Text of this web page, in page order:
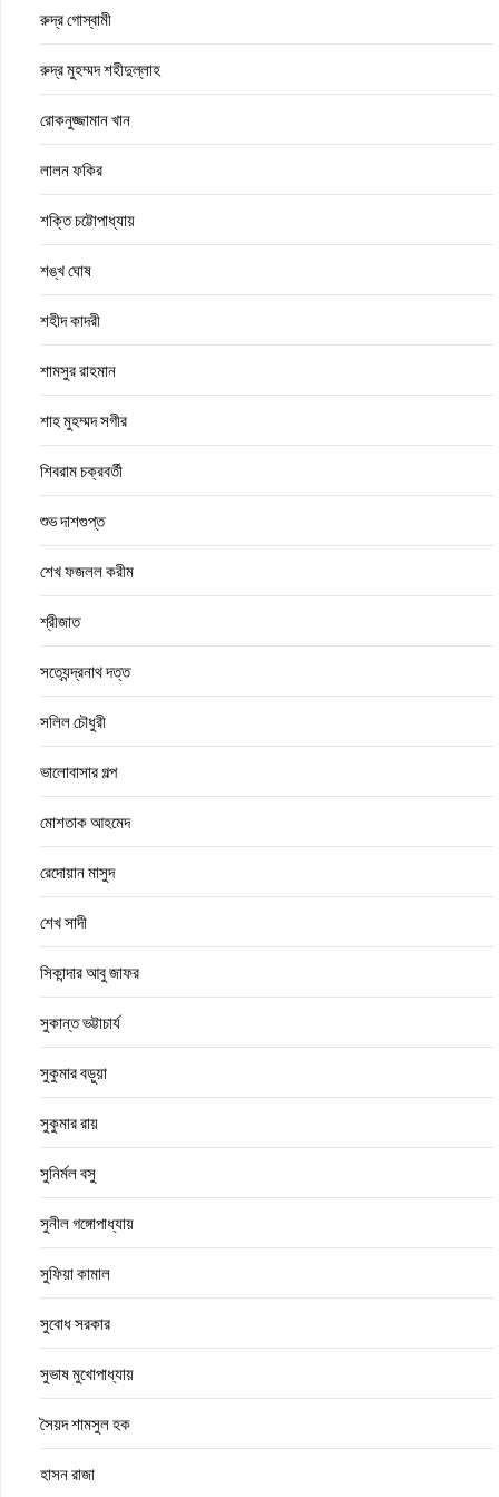
রুদ্র গোস্বামী
রুদ্র মুহম্মদ শহীদুল্লাহ
রোকনুজ্জামান খান
লালন ফকির
শক্তি চট্টোপাধ্যায়
শঙ্খ ঘোষ
শহীদ কাদরী
শামসুর রাহমান
শাহ মুহম্মদ সগীর
শিবরাম চক্রবর্তী
শুভ দাশগুপ্ত
শেখ ফজলল করীম
শ্রীজাত
সত্যেন্দ্রনাথ দত্ত
সলিল চৌধুরী
ভালোবাসার গল্প
মোশতাক আহমেদ
রেদোয়ান মাসুদ
শেখ সাদী
সিকান্দার আবু জাফর
সুকান্ত ভট্টাচার্য
সুকুমার বড়ুয়া
সুকুমার রায়
সুনির্মল বসু
সুনীল গঙ্গোপাধ্যায়
সুফিয়া কামাল
সুবোধ সরকার
সুভাষ মুখোপাধ্যায়
সৈয়দ শামসুল হক
হাসন রাজা